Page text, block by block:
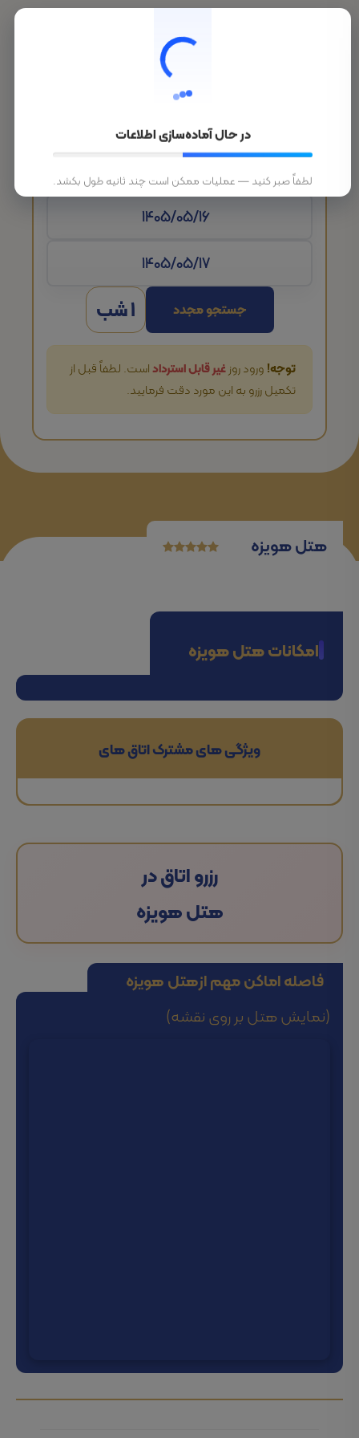
تاریخ ورود
جستجو مجدد 1 شب
توجه!ورود روزغیر قابل استرداداست. لطفاً قبل از
تکمیل رزرو به این مورد دقت فرمایید.
در حال آماده‌سازی اطلاعات
لطفاً صبر کنید — عملیات ممکن است چند ثانیه طول بکشد.
هتل هویزه
امکانات هتل هویزه
ویژگی های مشترک اتاق های
رزرو اتاق در
هتل هویزه
فاصله اماکن مهم ازهتل هویزه
(نمایش هتل بر روی نقشه)